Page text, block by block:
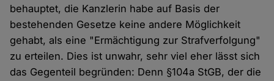
behauptet, die Kanzlerin habe auf Basis der
bestehenden Gesetze keine andere Möglichkeit
gehabt, als eine "Ermächtigung zur Strafverfolgung"
zu erteilen. Dies ist unwahr, sehr viel eher lässt sich
das Gegenteil begründen: Denn §104a StGB, der die